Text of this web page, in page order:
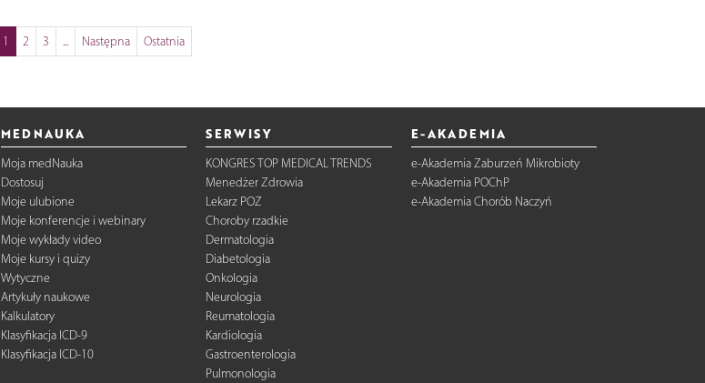
1 2 3 ... Następna Ostatnia
MEDNAUKA
Moja medNauka
Dostosuj
Moje ulubione
Moje konferencje i webinary
Moje wykłady video
Moje kursy i quizy
Wytyczne
Artykuły naukowe
Kalkulatory
Klasyfikacja ICD-9
Klasyfikacja ICD-10
SERWISY
KONGRES TOP MEDICAL TRENDS
Menedżer Zdrowia
Lekarz POZ
Choroby rzadkie
Dermatologia
Diabetologia
Onkologia
Neurologia
Reumatologia
Kardiologia
Gastroenterologia
Pulmonologia
E-AKADEMIA
e-Akademia Zaburzeń Mikrobioty
e-Akademia POChP
e-Akademia Chorób Naczyń